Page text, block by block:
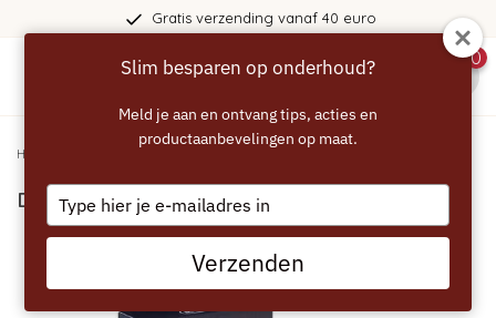
Gratis verzending vanaf 40 euro
0
Home
DELONGHI Cleaning Tabs - DLSC552
Slim besparen op onderhoud?
Meld je aan en ontvang tips, acties en
productaanbevelingen op maat.
Type
your
email
Verzenden